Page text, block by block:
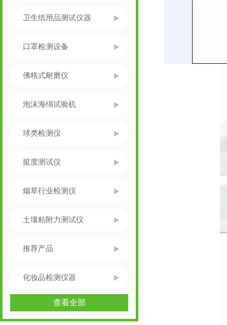
卫生纸用品测试仪器
口罩检测设备
佛格式耐磨仪
泡沫海绵试验机
球类检测仪
挺度测试仪
烟草行业检测仪
土壤粘附力测试仪
推荐产品
化妆品检测仪器
查看全部